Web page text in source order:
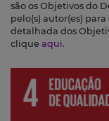
são os Objetivos do
pelo(s) autor(es)
detalhada dos
clique aqui.